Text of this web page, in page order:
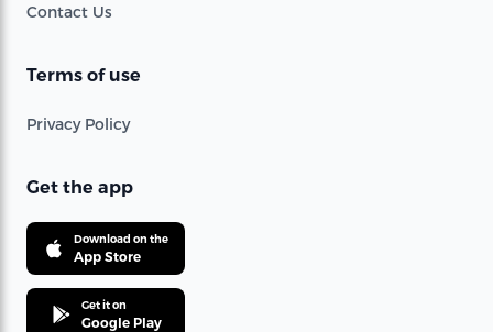
Contact Us
Terms of use
Privacy Policy
Get the app
Download on the
App Store
Get it on
Google Play